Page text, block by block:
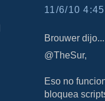
11/6/10
Brouwer dijo...
@TheSur,
Eso no
bloquea